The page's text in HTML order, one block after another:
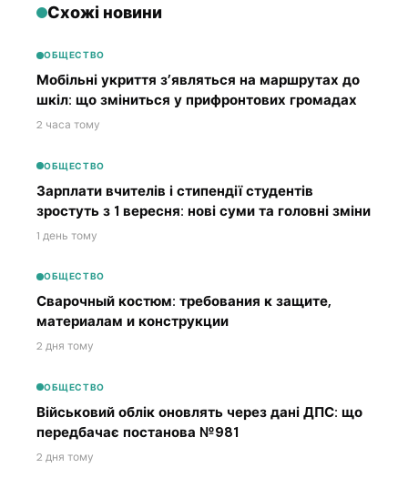
Схожі новини
ОБЩЕСТВО
Мобільні укриття з’являться на маршрутах до
шкіл: що зміниться у прифронтових громадах
2 часа тому
ОБЩЕСТВО
Зарплати вчителів і стипендії студентів
зростуть з 1 вересня: нові суми та головні зміни
1 день тому
ОБЩЕСТВО
Сварочный костюм: требования к защите,
материалам и конструкции
2 дня тому
ОБЩЕСТВО
Військовий облік оновлять через дані ДПС: що
передбачає постанова №981
2 дня тому